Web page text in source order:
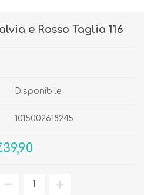
e Rosso Taglia 116
Disponibile
1015002618245